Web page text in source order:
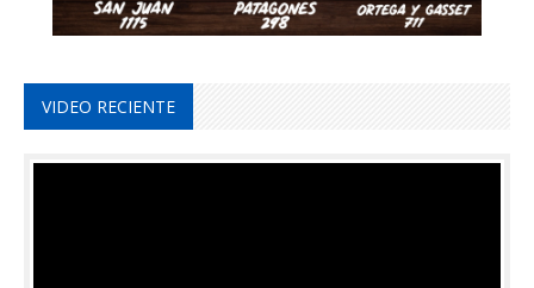
VIDEO RECIENTE